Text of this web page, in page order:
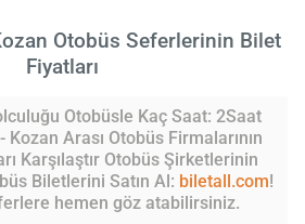
Otobüs Seferlerinin Bilet
Fiyatları
Otobüsle Kaç Saat: 2Saat
Arası Otobüs Firmalarının
Karşılaştır Otobüs Şirketlerinin
Biletlerini Satın Al: biletall.com!
hemen göz atabilirsiniz.